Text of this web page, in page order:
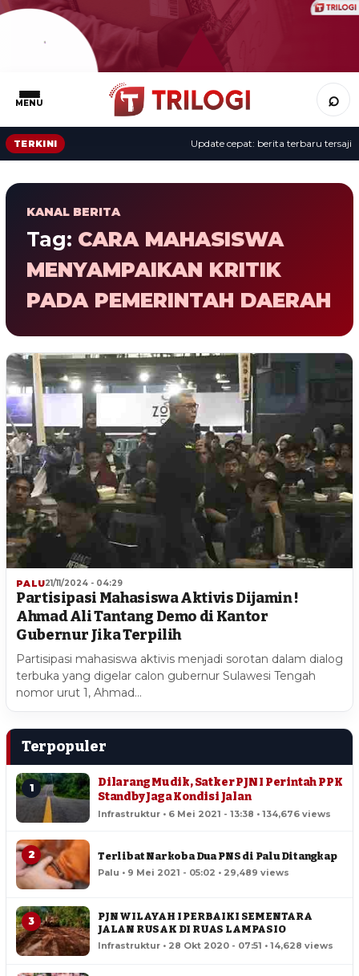
MENU ⌕
TERKINI Update cepat: berita terbaru tersaji
KANAL BERITA
Tag: CARA MAHASISWA
MENYAMPAIKAN KRITIK
PADA PEMERINTAH DAERAH
PALU21/11/2024 - 04:29
Partisipasi Mahasiswa Aktivis Dijamin !
Ahmad Ali Tantang Demo di Kantor
Gubernur Jika Terpilih
Partisipasi mahasiswa aktivis menjadi sorotan dalam dialog
terbuka yang digelar calon gubernur Sulawesi Tengah
nomor urut 1, Ahmad…
Terpopuler
1
Dilarang Mudik, Satker PJN I Perintah PPK
Standby Jaga Kondisi Jalan
Infrastruktur • 6 Mei 2021 - 13:38 • 134,676 views
2 Terlibat Narkoba Dua PNS di Palu Ditangkap
Palu • 9 Mei 2021 - 05:02 • 29,489 views
3
PJN WILAYAH I PERBAIKI SEMENTARA
JALAN RUSAK DI RUAS LAMPASIO
Infrastruktur • 28 Okt 2020 - 07:51 • 14,628 views